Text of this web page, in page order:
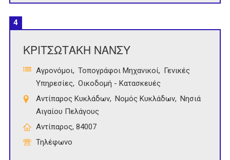
4
ΚΡΙΤΣΩΤΑΚΗ ΝΑΝΣΥ
Αγρονόμοι Τοπογράφοι Μηχανικοί
Γενικές
Υπηρεσίες
Οικοδομή - Κατασκευές
Αντίπαρος Κυκλάδων
Νομός Κυκλάδων
Νησιά
Αιγαίου Πελάγους
Αντίπαρος, 84007
Τηλέφωνο